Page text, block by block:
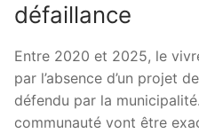
défaillance
Entre 2020 et 2025, le
par l’absence d’un projet
défendu par la
communauté vont être